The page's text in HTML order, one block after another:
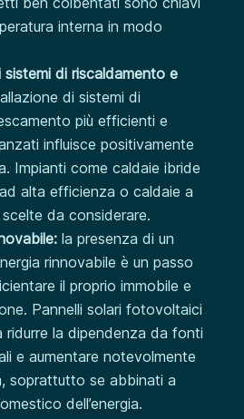
interna in modo
di riscaldamento e
di sistemi di
più efficienti e
influisce positivamente
Impianti come caldaie ibride
alta efficienza o caldaie a
da considerare.
la presenza di un
rinnovabile è un passo
il proprio immobile e
Pannelli solari fotovoltaici
ridurre la dipendenza da fonti
e aumentare notevolmente
soprattutto se abbinati a
dell’energia.